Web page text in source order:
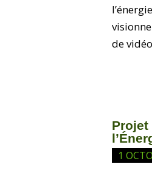
de
Projet
1